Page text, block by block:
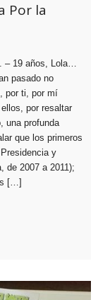
Por la
– 19 años, Lola…
pasado no
por ti, por mí
por resaltar
una profunda
que los primeros
y
de 2007 a 2011);
[…]